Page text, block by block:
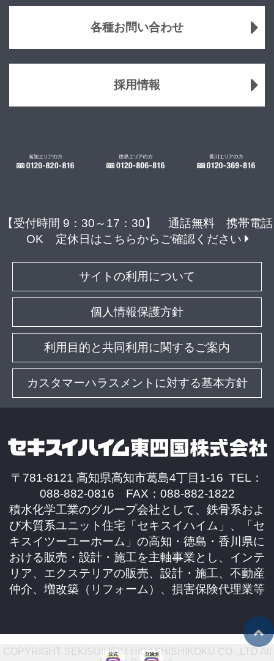
各種お問い合わせ
採用情報
【受付時間 9：30～17：30】 通話無料 携帯電話
OK
定休日はこちらからご確認ください
サイトの利用について
個人情報保護方針
利用目的と共同利用に関するご案内
カスタマーハラスメントに対する基本方針
〒781-8121 高知県高知市葛島4丁目1-16 TEL：
088-882-0816 FAX：088-882-1822
積水化学工業のグループ会社として、鉄骨系およ
び木質系ユニット住宅「セキスイハイム」、「セ
キスイツーユーホーム」の高知・徳島・香川県に
おける販売・設計・施工を主軸事業とし、インテ
リア、エクステリアの販売、設計・施工、不動産
仲介、増改築（リフォーム）、損害保険代理業等
COPYRIGHT SEKISUIHEIM HIGASHISHIKOKU CO .,LTD All